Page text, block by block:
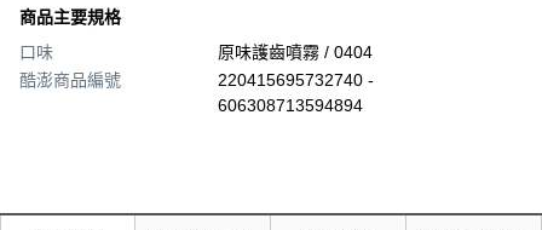
商品主要規格
口味
原味護齒噴霧 / 0404
酷澎商品編號
220415695732740 -
606308713594894